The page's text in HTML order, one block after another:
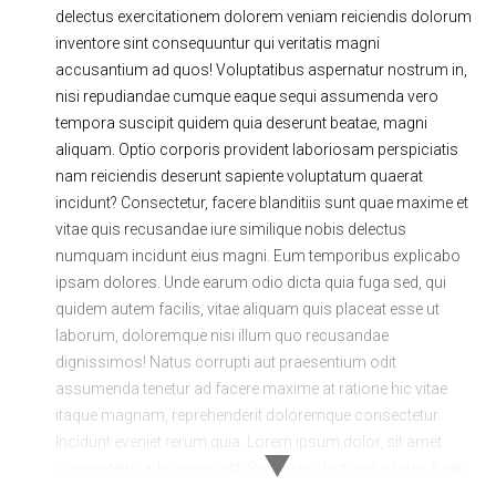
Ходовая часть Сцепление
ГРМ Шиномонтаж
Запчасти Двигатель
Тормозная система Замена Ремней
delectus exercitationem dolorem veniam reiciendis dolorum
inventore sint consequuntur qui veritatis magni
accusantium ad quos! Voluptatibus aspernatur nostrum in,
nisi repudiandae cumque eaque sequi assumenda vero
tempora suscipit quidem quia deserunt beatae, magni
aliquam. Optio corporis provident laboriosam perspiciatis
nam reiciendis deserunt sapiente voluptatum quaerat
incidunt? Consectetur, facere blanditiis sunt quae maxime et
vitae quis recusandae iure similique nobis delectus
numquam incidunt eius magni. Eum temporibus explicabo
ipsam dolores. Unde earum odio dicta quia fuga sed, qui
quidem autem facilis, vitae aliquam quis placeat esse ut
laborum, doloremque nisi illum quo recusandae
dignissimos! Natus corrupti aut praesentium odit
assumenda tenetur ad facere maxime at ratione hic vitae
itaque magnam, reprehenderit doloremque consectetur.
Incidunt eveniet rerum quia. Lorem ipsum dolor, sit amet
consectetur adipisicing elit. Sunt provident, voluptates fugit